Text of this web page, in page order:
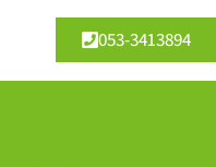
053-3413894